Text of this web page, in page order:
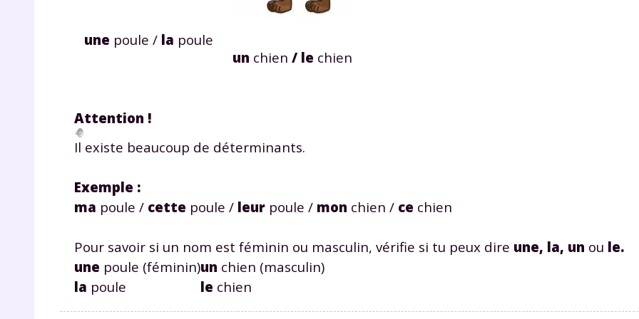
une poule / la poule
un chien / le chien
Attention !
Il existe beaucoup de déterminants.
Exemple :
ma poule / cette poule / leur poule / mon chien / ce chien
Pour savoir si un nom est féminin ou masculin, vérifie si tu peux dire une, la, un ou le.
une poule (féminin)
la poule
un chien (masculin)
le chien
notre plateforme de soutien
exercices corrigés,
du CP à la Terminale